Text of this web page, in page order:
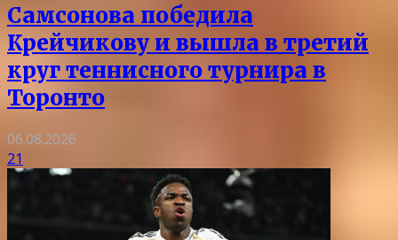
Самсонова победила
Крейчикову и вышла в третий
круг теннисного турнира в
Торонто
06.08.2026
21